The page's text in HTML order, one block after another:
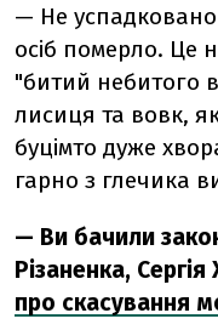
— Не успадковано
осіб померло. Це
"битий небитого
лисиця та вовк,
буцімто дуже
гарно з глечика
— Ви бачили
Різаненка,
про скасування